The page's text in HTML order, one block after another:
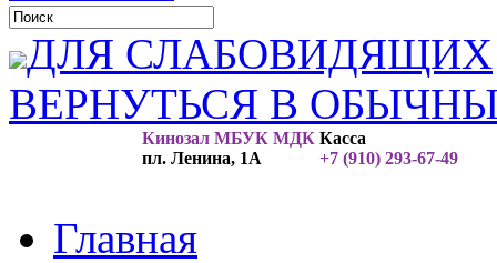
ДЛЯ СЛАБОВИДЯЩИХ
ВЕРНУТЬСЯ В
Кинозал МБУК МДК
пл. Ленина, 1А
Касса
+7 (910) 293-67-49
Главная